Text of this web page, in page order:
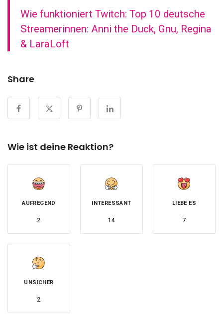
Wie funktioniert Twitch: Top 10 deutsche
Streamerinnen: Anni the Duck, Gnu, Regina
& LaraLoft
Share
Wie ist deine Reaktion?
AUFREGEND
2
INTERESSANT
14
LIEBE ES
7
UNSICHER
2